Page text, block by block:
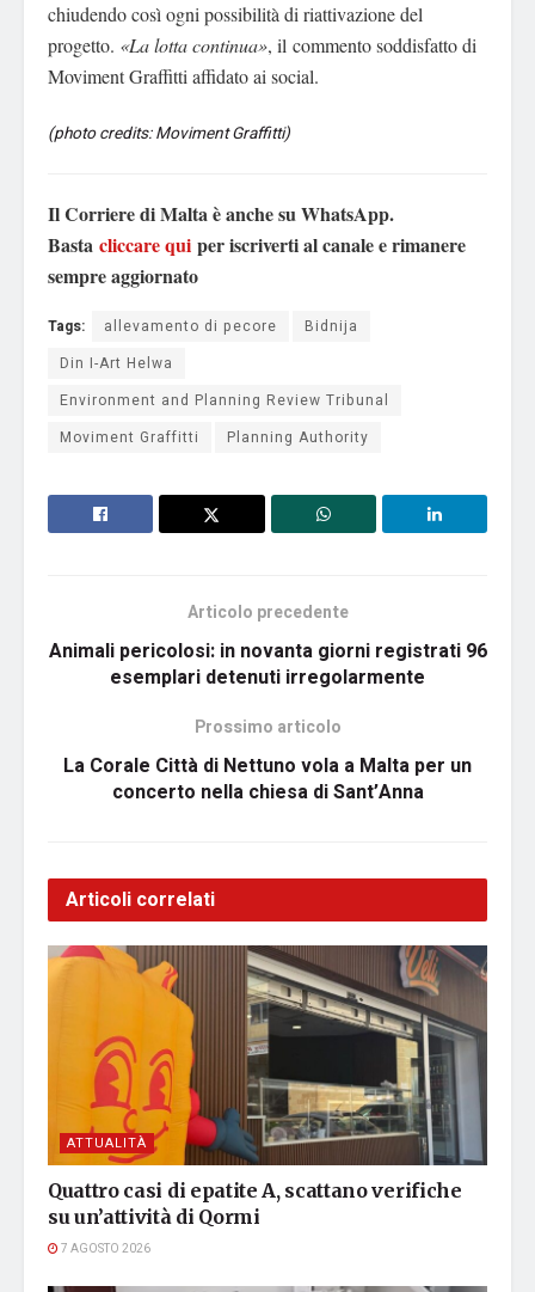
chiudendo così ogni possibilità di riattivazione del
progetto. «La lotta continua», il commento soddisfatto di
Moviment Graffitti affidato ai social.
(photo credits: Moviment Graffitti)
Il Corriere di Malta è anche su WhatsApp.
Basta cliccare qui per iscriverti al canale e rimanere
sempre aggiornato
Tags: allevamento di pecore
Bidnija
Din I-Art Helwa
Environment and Planning Review Tribunal
Moviment Graffitti
Planning Authority
Articolo precedente
Animali pericolosi: in novanta giorni registrati 96
esemplari detenuti irregolarmente
Prossimo articolo
La Corale Città di Nettuno vola a Malta per un
concerto nella chiesa di Sant’Anna
Articoli correlati
ATTUALITÀ
Quattro casi di epatite A, scattano verifiche
su un’attività di Qormi
7 AGOSTO 2026